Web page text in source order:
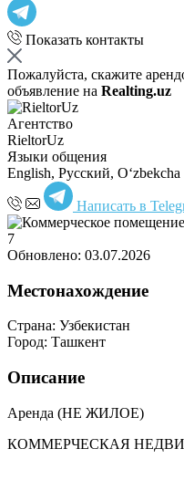
Показать контакты
Пожалуйста, скажите
объявление на Realting.uz
Агентство
RieltorUz
Языки общения
English, Русский, Oʻzbekcha
Написать в
7
Обновлено: 03.07.2026
Местонахождение
Страна: Узбекистан
Город: Ташкент
Описание
Аренда (НЕ ЖИЛОЕ)
КОММЕРЧЕСКАЯ